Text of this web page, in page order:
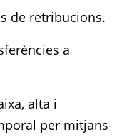
de retribucions.
a
alta i
per mitjans